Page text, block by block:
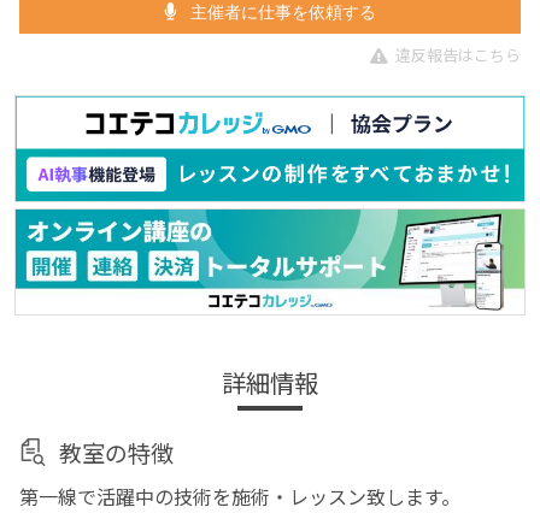
主催者に仕事を依頼する
違反報告はこちら
詳細情報
教室の特徴
第一線で活躍中の技術を施術・レッスン致します。